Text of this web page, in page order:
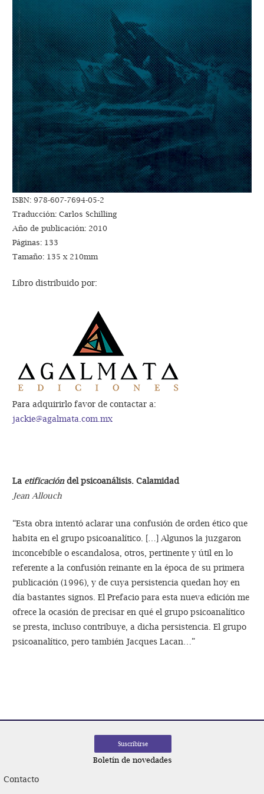
ISBN: 978-607-7694-05-2
Traducción: Carlos Schilling
Año de publicación: 2010
Páginas: 133
Tamaño: 135 x 210mm
Libro distribuido por:
Para adquirirlo favor de contactar a:
jackie@agalmata.com.mx
La etificacióndel psicoanálisis. Calamidad
Jean Allouch
“Esta obra intentó aclarar una confusión de orden ético que
habita en el grupo psicoanalítico. […] Algunos la juzgaron
inconcebible o escandalosa, otros, pertinente y útil en lo
referente a la confusión reinante en la época de su primera
publicación (1996), y de cuya persistencia quedan hoy en
día bastantes signos. El Prefacio para esta nueva edición me
ofrece la ocasión de precisar en qué el grupo psicoanalítico
se presta, incluso contribuye, a dicha persistencia. El grupo
psicoanalítico, pero también Jacques Lacan…”
Navegación
entradasBoletín de novedades
Contacto